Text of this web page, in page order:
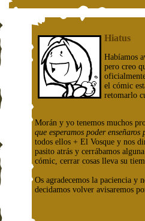
Hiatus
Habíamos
pero creo
el cómic
retomarlo
Morán y yo tenemos muchos
que esperamos poder enseñaros
todos ellos + El Vosque y nos
pasito atrás y cerrábamos
cómic, cerrar cosas lleva su
Os agradecemos la paciencia y
decidamos volver avisaremos